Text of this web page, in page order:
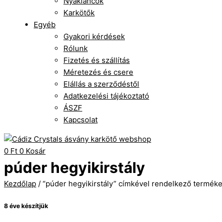
Karkötők
Egyéb
Gyakori kérdések
Rólunk
Fizetés és szállítás
Méretezés és csere
Elállás a szerződéstől
Adatkezelési tájékoztató
ÁSZF
Kapcsolat
0 Ft 0 Kosár
púder hegyikirstály
Kezdőlap / “púder hegyikirstály” címkével rendelkező
8 éve készítjük